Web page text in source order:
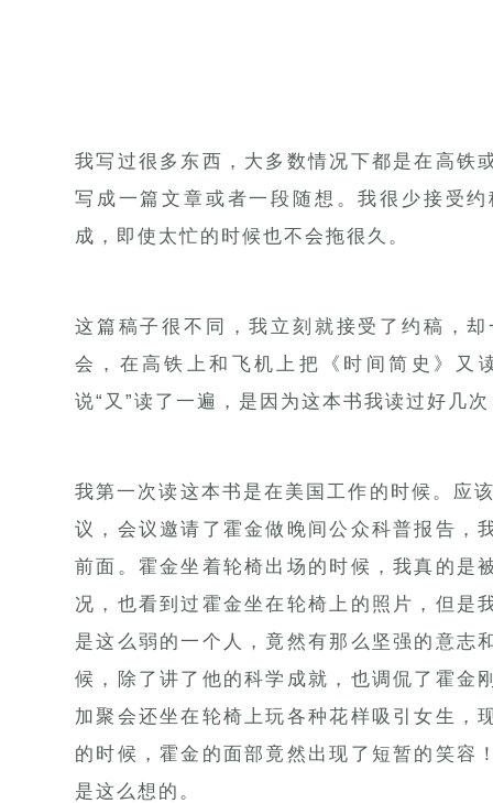
我写过很多东西，大多数情况下都是在高铁
写成一篇文章或者一段随想。我很少接受
成，即使太忙的时候也不会拖很久。
这篇稿子很不同，我立刻就接受了约稿，
会，在高铁上和飞机上把
《时间简史》 又
说“又”读了一遍，是因为这本书我读过好几
我第一次读这本书是在美国工作的时候。应
议，会议邀请了霍金做晚间公众科普报告，
前面。霍金坐着轮椅出场的时候，我真的是
况，也看到过霍金坐在轮椅上的照片，但是
是这么弱的一个人，竟然有那么坚强的意志
候，除了讲了他的科学成就，也调侃了霍金
加聚会还坐在轮椅上玩各种花样吸引女生，
的时候，霍金的面部竟然出现了短暂的笑容
是这么想的。